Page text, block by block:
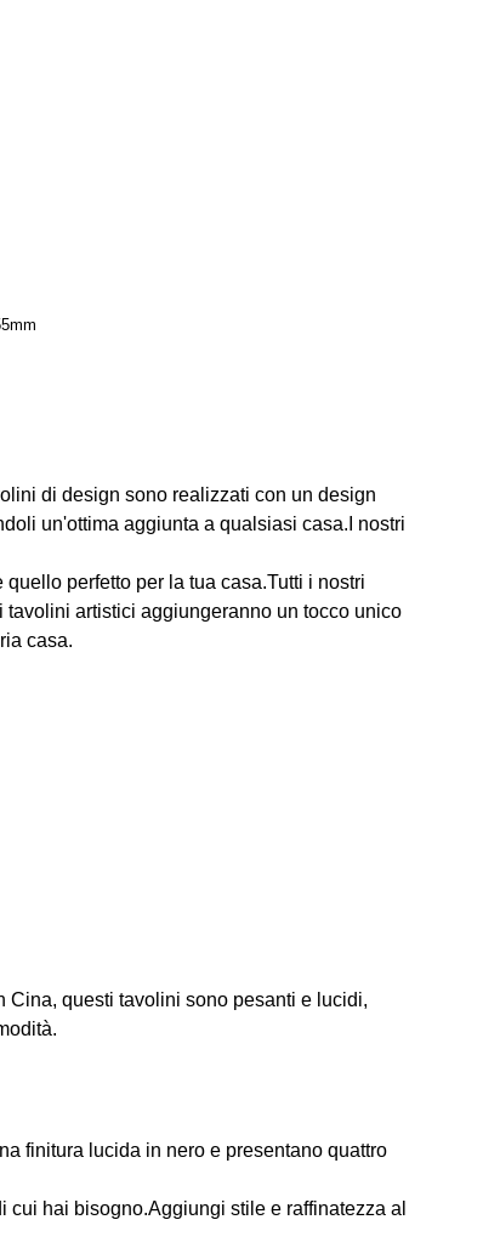
di design sono realizzati con un design
un'ottima aggiunta a qualsiasi casa.I nostri
perfetto per la tua casa.Tutti i nostri
artistici aggiungeranno un tocco unico
casa.
Cina, questi tavolini sono pesanti e lucidi,
finitura lucida in nero e presentano quattro
hai bisogno.Aggiungi stile e raffinatezza al